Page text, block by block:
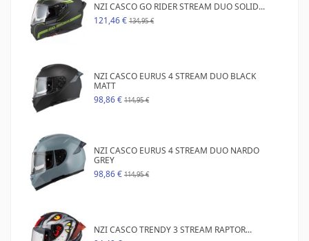
NZI CASCO GO RIDER STREAM DUO SOLID...
121,46 € 134,95 €
NZI CASCO EURUS 4 STREAM DUO BLACK
MATT
98,86 € 114,95 €
NZI CASCO EURUS 4 STREAM DUO NARDO
GREY
98,86 € 114,95 €
NZI CASCO TRENDY 3 STREAM RAPTOR...